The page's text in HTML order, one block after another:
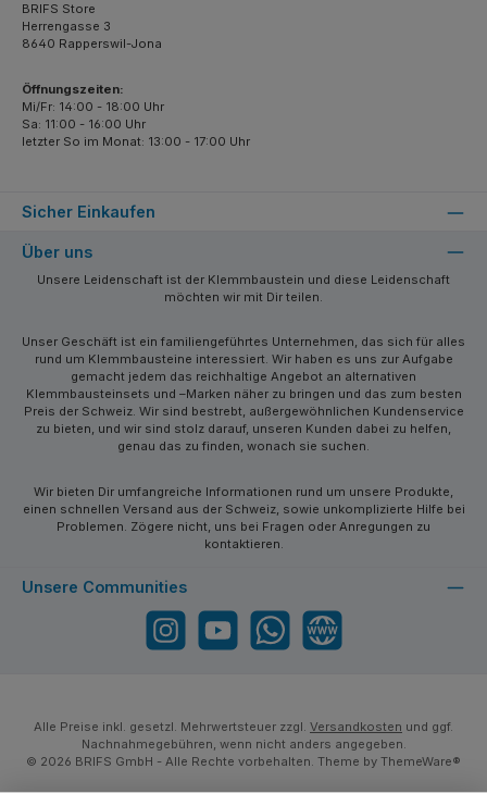
Sicher Einkaufen
BRIFS Store
Herrengasse 3
8640 Rapperswil-Jona
Öffnungszeiten:
Mi/Fr: 14:00 - 18:00 Uhr
Sa: 11:00 - 16:00 Uhr
letzter So im Monat: 13:00 - 17:00 Uhr
Über uns
Unsere Leidenschaft ist der Klemmbaustein und diese Leidenschaft
möchten wir mit Dir teilen.
Unser Geschäft ist ein familiengeführtes Unternehmen, das sich für alles
rund um Klemmbausteine interessiert. Wir haben es uns zur Aufgabe
gemacht jedem das reichhaltige Angebot an alternativen
Klemmbausteinsets und –Marken näher zu bringen und das zum besten
Preis der Schweiz. Wir sind bestrebt, außergewöhnlichen Kundenservice
zu bieten, und wir sind stolz darauf, unseren Kunden dabei zu helfen,
genau das zu finden, wonach sie suchen.
Wir bieten Dir umfangreiche Informationen rund um unsere Produkte,
einen schnellen Versand aus der Schweiz, sowie unkomplizierte Hilfe bei
Problemen. Zögere nicht, uns bei Fragen oder Anregungen zu
kontaktieren.
Unsere Communities
Instagram YouTube WhatsApp Website
Alle Preise inkl. gesetzl. Mehrwertsteuer zzgl. Versandkosten und ggf.
Nachnahmegebühren, wenn nicht anders angegeben.
© 2026 BRIFS GmbH - Alle Rechte vorbehalten. Theme by ThemeWare®